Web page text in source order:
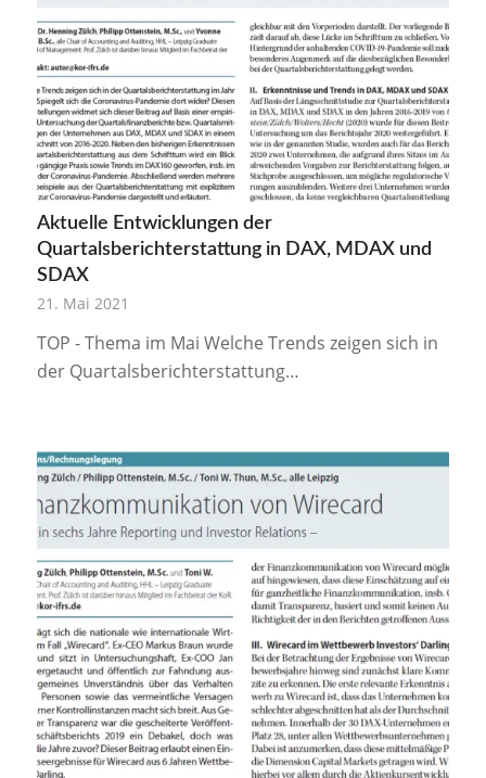
Aktuelle Entwicklungen der
Quartalsberichterstattung in DAX, MDAX und
SDAX
21. Mai 2021
TOP - Thema im Mai Welche Trends zeigen sich in
der Quartalsberichterstattung…